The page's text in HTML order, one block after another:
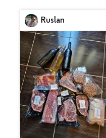
Ruslan